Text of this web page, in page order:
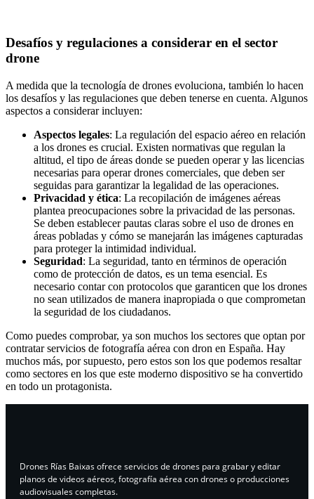
Desafíos y regulaciones a considerar en el sector
drone
A medida que la tecnología de drones evoluciona, también lo hacen
los desafíos y las regulaciones que deben tenerse en cuenta. Algunos
aspectos a considerar incluyen:
Aspectos legales: La regulación del espacio aéreo en relación
a los drones es crucial. Existen normativas que regulan la
altitud, el tipo de áreas donde se pueden operar y las licencias
necesarias para operar drones comerciales, que deben ser
seguidas para garantizar la legalidad de las operaciones.
Privacidad y ética: La recopilación de imágenes aéreas
plantea preocupaciones sobre la privacidad de las personas.
Se deben establecer pautas claras sobre el uso de drones en
áreas pobladas y cómo se manejarán las imágenes capturadas
para proteger la intimidad individual.
Seguridad: La seguridad, tanto en términos de operación
como de protección de datos, es un tema esencial. Es
necesario contar con protocolos que garanticen que los drones
no sean utilizados de manera inapropiada o que comprometan
la seguridad de los ciudadanos.
Como puedes comprobar, ya son muchos los sectores que optan por
contratar servicios de fotografía aérea con dron en España. Hay
muchos más, por supuesto, pero estos son los que podemos resaltar
como sectores en los que este moderno dispositivo se ha convertido
en todo un protagonista.
Drones Rías Baixas ofrece servicios de drones para grabar y editar
planos de videos aéreos, fotografía aérea con drones o producciones
audiovisuales completas.